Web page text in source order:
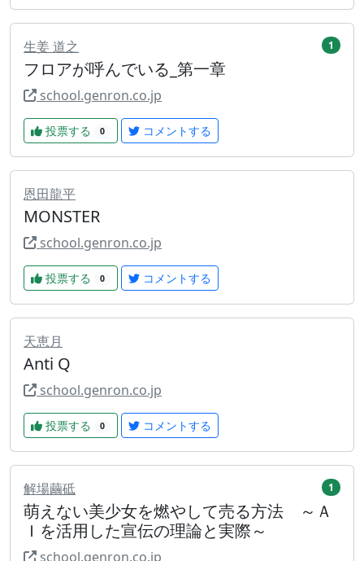
生姜 道之 1
フロアが呼んでいる_第一章
school.genron.co.jp
投票する 0 コメントする
恩田龍平
MONSTER
school.genron.co.jp
投票する 0 コメントする
天恵月
Anti Q
school.genron.co.jp
投票する 0 コメントする
解場繭砥 1
萌えない美少女を燃やして売る方法 ～Ａ
Ｉを活用した宣伝の理論と実際～
school.genron.co.jp